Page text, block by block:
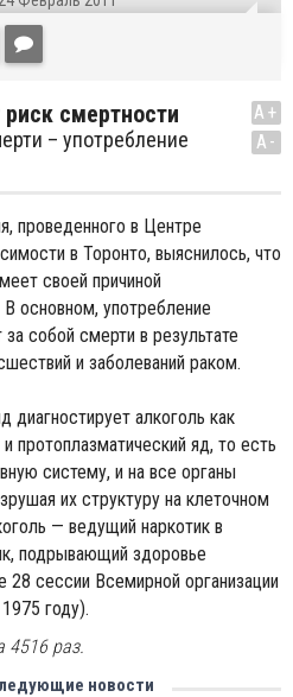
смертности
– употребление
A+
A-
проведенного в Центре
в Торонто, выяснилось, что
своей причиной
основном, употребление
собой смерти в результате
и заболеваний раком.
алкоголь как
протоплазматический яд, то есть
систему, и на все органы
их структуру на клеточном
— ведущий наркотик в
подрывающий здоровье
28 сессии Всемирной организации
году).
4516 раз.
новости